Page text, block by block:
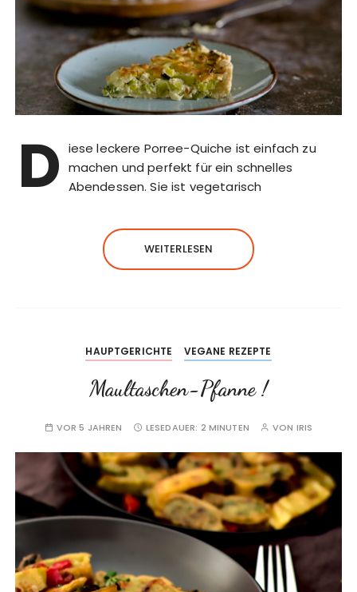
D iese leckere Porree-Quiche ist einfach zu
machen und perfekt für ein schnelles
Abendessen. Sie ist vegetarisch
WEITERLESEN
HAUPTGERICHTE VEGANE REZEPTE
Maultaschen-Pfanne !
VOR 5 JAHREN LESEDAUER: 2 MINUTEN VON IRIS